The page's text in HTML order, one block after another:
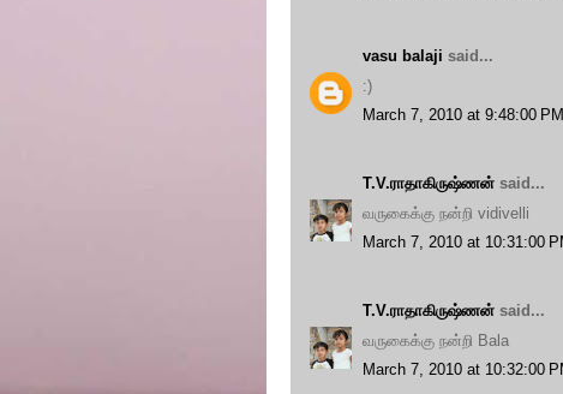
vasu balaji said...
:)
March 7, 2010 at 9:48:00
T.V.ராதாகிருஷ்ணன் said...
வருகைக்கு நன்றி vidivelli
March 7, 2010 at 10:31:00
T.V.ராதாகிருஷ்ணன் said...
வருகைக்கு நன்றி Bala
March 7, 2010 at 10:32:00